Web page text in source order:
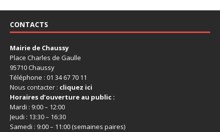
CONTACTS
Mairie de Chaussy
Place Charles de Gaulle
95710 Chaussy
Téléphone : 01 34 67 70 11
Nous contacter : cliquez ici
Horaires d’ouverture au public :
Mardi : 9:00 – 12:00
Jeudi : 13:30 – 16:30
Samedi : 9:00 – 11:00 (semaines paires)